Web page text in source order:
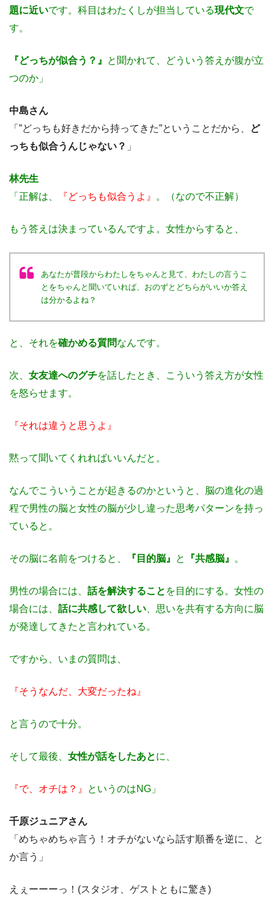
題に近いです。科目はわたくしが担当している現代文で
す。
『どっちが似合う？』
と聞かれて、どういう答えが腹が立
つのか」
中島さん
「”どっちも好きだから持ってきた”ということだから、
ど
っちも似合うんじゃない？ 」
林先生
「正解は、
『どっちも似合うよ』 。（なので不正解）
もう答えは決まっているんですよ。女性からすると、
あなたが普段からわたしをちゃんと見て、わたしの言うこ
とをちゃんと聞いていれば、おのずとどちらがいいか答え
は分かるよね？
と、それを確かめる質問なんです。
次、 女友達へのグチを話したとき、こういう答え方が女性
を怒らせます。
『それは違うと思うよ』
黙って聞いてくれればいいんだと。
なんでこういうことが起きるのかというと、脳の進化の過
程で男性の脳と女性の脳が少し違った思考パターンを持っ
ていると。
その脳に名前をつけると、 『目的脳』 と 『共感脳』 。
男性の場合には、 話を解決すること を目的にする。女性の
場合には、 話に共感して欲しい 、思いを共有する方向に脳
が発達してきたと言われている。
ですから、いまの質問は、
『そうなんだ、大変だったね』
と言うので十分。
そして最後、 女性が話をしたあとに、
『で、オチは？』 というのはNG」
千原ジュニアさん
「めちゃめちゃ言う！オチがないなら話す順番を逆に、と
か言う」
えぇーーーっ！(スタジオ、ゲストともに驚き)